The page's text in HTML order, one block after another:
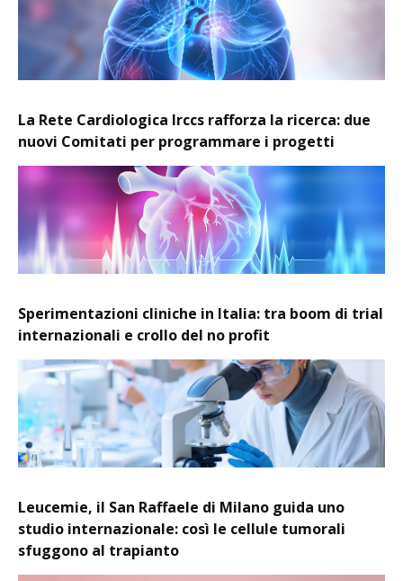
La Rete Cardiologica Irccs rafforza la ricerca: due
nuovi Comitati per programmare i progetti
Sperimentazioni cliniche in Italia: tra boom di trial
internazionali e crollo del no profit
Leucemie, il San Raffaele di Milano guida uno
studio internazionale: così le cellule tumorali
sfuggono al trapianto